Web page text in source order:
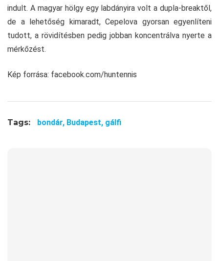
indult. A magyar hölgy egy labdányira volt a dupla-breaktől,
de a lehetőség kimaradt, Cepelova gyorsan egyenlíteni
tudott, a rövidítésben pedig jobban koncentrálva nyerte a
mérkőzést.
Kép forrása: facebook.com/huntennis
Tags: bondár, Budapest, gálfi